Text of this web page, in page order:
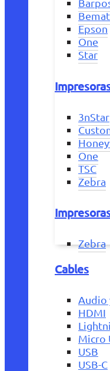
Epson
One
Star
3nStar
One
TSC
Zebra
Zebra
Cables
Audio
HDMI
Micro
USB
USB-C